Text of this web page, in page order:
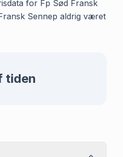
for Fp Sød Fransk
Sennep aldrig været
tiden